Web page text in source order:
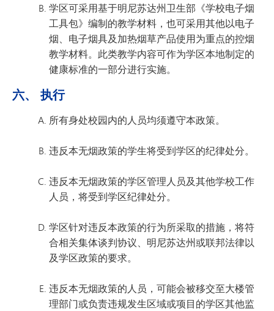
学区可采用基于明尼苏达州卫生部《学校电子烟
工具包》编制的教学材料，也可采用其他以电子
烟、电子烟具及加热烟草产品使用为重点的控烟
教学材料。此类教学内容可作为学区本地制定的
健康标准的一部分进行实施。
六、 执行
所有身处校园内的人员均须遵守本政策。
违反本无烟政策的学生将受到学区的纪律处分。
违反本无烟政策的学区管理人员及其他学校工作
人员，将受到学区纪律处分。
学区针对违反本政策的行为所采取的措施，将符
合相关集体谈判协议、明尼苏达州或联邦法律以
及学区政策的要求。
违反本无烟政策的人员，可能会被移交至大楼管
理部门或负责违规发生区域或项目的学区其他监